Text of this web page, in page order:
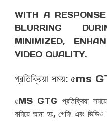
WITH A
BLURRING
MINIMIZED,
VIDEO QUALITY.
প্রতিক্রিয়া সময়: ৫ms
৫MS GTG প্রতিক্রিয়া
কমিয়ে আনা হয়, গেমিং এবং ভিডিও